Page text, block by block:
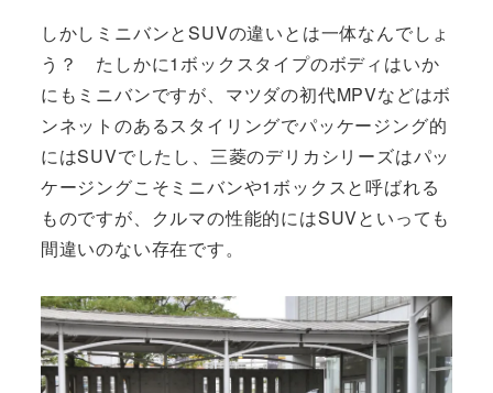
しかしミニバンとSUVの違いとは一体なんでしょ
う？ たしかに1ボックスタイプのボディはいか
にもミニバンですが、マツダの初代MPVなどはボ
ンネットのあるスタイリングでパッケージング的
にはSUVでしたし、三菱のデリカシリーズはパッ
ケージングこそミニバンや1ボックスと呼ばれる
ものですが、クルマの性能的にはSUVといっても
間違いのない存在です。